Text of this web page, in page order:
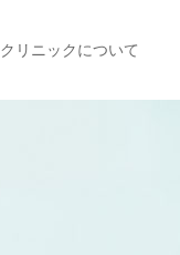
クリニックについて